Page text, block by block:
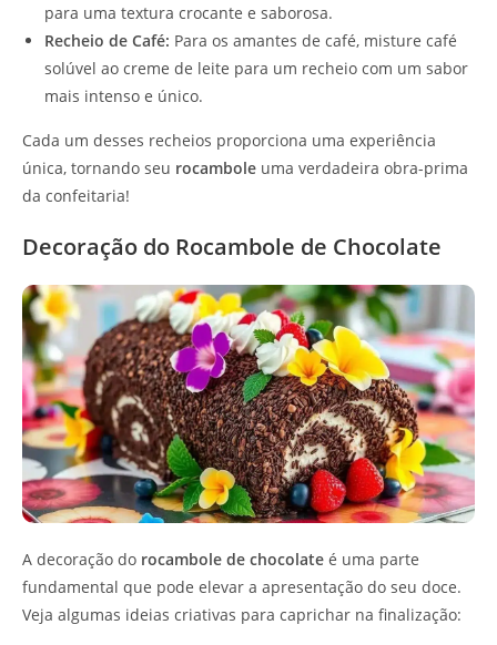
para uma textura crocante e saborosa.
Recheio de Café: Para os amantes de café, misture café
solúvel ao creme de leite para um recheio com um sabor
mais intenso e único.
Cada um desses recheios proporciona uma experiência
única, tornando seu rocambole uma verdadeira obra-prima
da confeitaria!
Decoração do Rocambole de Chocolate
A decoração do rocambole de chocolate é uma parte
fundamental que pode elevar a apresentação do seu doce.
Veja algumas ideias criativas para caprichar na finalização: